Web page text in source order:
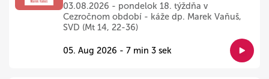
03.08.2026 - pondelok 18. týždňa v
Cezročnom období - káže dp. Marek Vaňuš,
SVD (Mt 14, 22-36)
05. Aug 2026 - 7 min 3 sek